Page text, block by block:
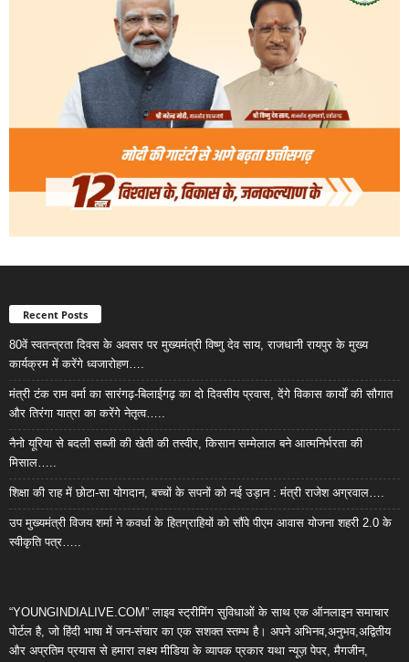
Recent Posts
80वें स्वतन्त्रता दिवस के अवसर पर मुख्यमंत्री विष्णु देव साय, राजधानी रायपुर के मुख्य
कार्यक्रम में करेंगे ध्वजारोहण….
मंत्री टंक राम वर्मा का सारंगढ़-बिलाईगढ़ का दो दिवसीय प्रवास, देंगे विकास कार्यों की सौगात
और तिरंगा यात्रा का करेंगे नेतृत्व…..
नैनो यूरिया से बदली सब्जी की खेती की तस्वीर, किसान सम्मेलाल बने आत्मनिर्भरता की
मिसाल…..
शिक्षा की राह में छोटा-सा योगदान, बच्चों के सपनों को नई उड़ान : मंत्री राजेश अग्रवाल….
उप मुख्यमंत्री विजय शर्मा ने कवर्धा के हितग्राहियों को सौंपे पीएम आवास योजना शहरी 2.0 के
स्वीकृति पत्र…..
“YOUNGINDIALIVE.COM” लाइव स्ट्रीमिंग सुविधाओं के साथ एक ऑनलाइन समाचार
पोर्टल है, जो हिंदी भाषा में जन-संचार का एक सशक्त स्तम्भ है। अपने अभिनव,अनुभव,अद्वितीय
और अप्रतिम प्रयास से हमारा लक्ष्य मीडिया के व्यापक प्रकार यथा न्यूज़ पेपर, मैगजीन,